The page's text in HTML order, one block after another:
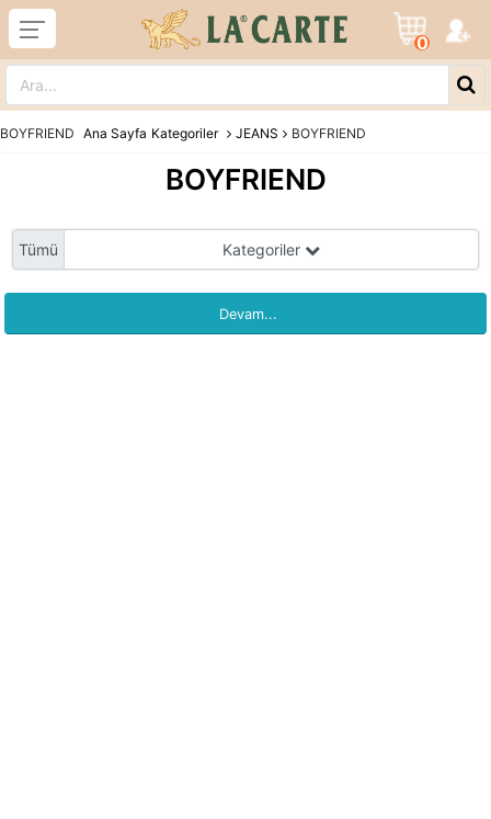
0
BOYFRIEND Ana Sayfa Kategoriler JEANS BOYFRIEND
BOYFRIEND
Tümü Kategoriler
Devam...